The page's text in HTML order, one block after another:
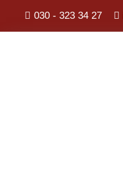
030 - 323 34 27